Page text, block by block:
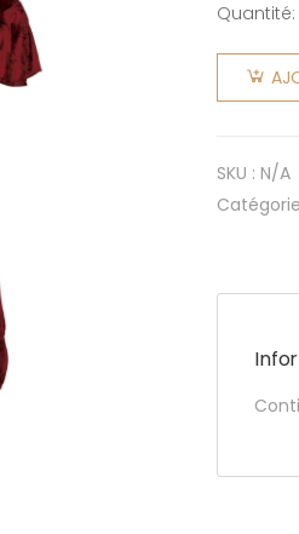
Quantité:
quantité
de
Princesse
SKU : N/A